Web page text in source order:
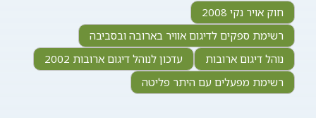
חוק אויר נקי 2008
רשימת ספקים לדיגום אוויר בארובה ובסביבה
נוהל דיגום ארובות
עדכון לנוהל דיגום ארובות 2002
רשימת מפעלים עם היתר פליטה